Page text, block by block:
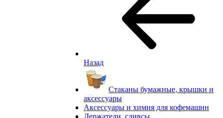
Назад
Стаканы бумажные, крышки и
аксессуары
Аксессуары и химия для кофемашин
Держатели, сливсы